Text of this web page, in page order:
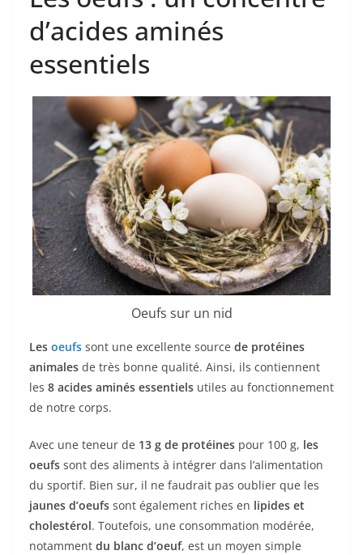
d’acides aminés
essentiels
Oeufs sur un nid
Les oeufs sont une excellente source de protéines
animales de très bonne qualité. Ainsi, ils contiennent
les 8 acides aminés essentiels utiles au fonctionnement
de notre corps.
Avec une teneur de 13 g de protéines pour 100 g, les
oeufs sont des aliments à intégrer dans l’alimentation
du sportif. Bien sur, il ne faudrait pas oublier que les
jaunes d’oeufs sont également riches en lipides et
cholestérol. Toutefois, une consommation modérée,
notamment du blanc d’oeuf, est un moyen simple